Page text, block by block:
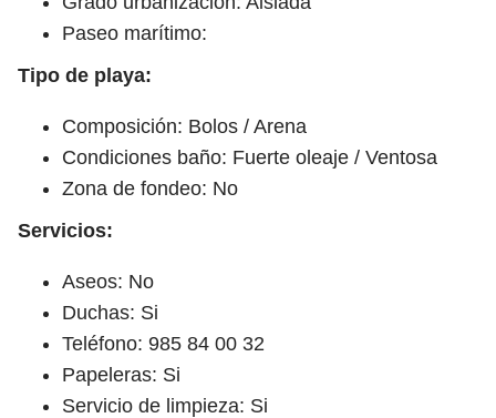
Paseo marítimo:
Tipo de playa:
Composición: Bolos / Arena
Condiciones baño: Fuerte oleaje / Ventosa
Zona de fondeo: No
Servicios:
Aseos: No
Duchas: Si
Teléfono: 985 84 00 32
Papeleras: Si
Servicio de limpieza: Si